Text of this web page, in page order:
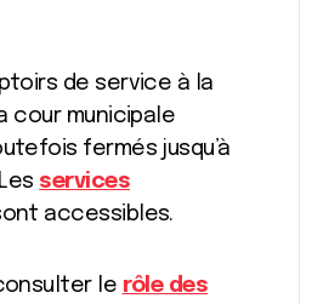
de service à la
cour municipale
fermés jusqu’à
services
accessibles.
le rôle des